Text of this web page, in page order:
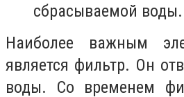
сбрасываемой воды.
Наиболее важным
является фильтр. Он
воды. Со временем